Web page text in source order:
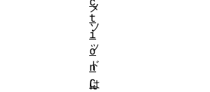
メ
ソ
ッ
ド
は
t
i
o
n
C